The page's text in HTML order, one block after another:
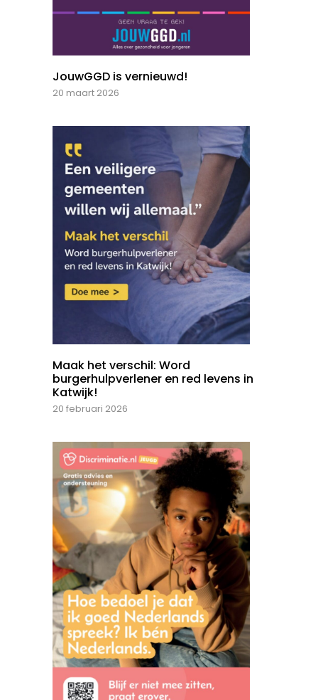
JouwGGD is vernieuwd!
20 maart 2026
Maak het verschil: Word
burgerhulpverlener en red levens in
Katwijk!
20 februari 2026